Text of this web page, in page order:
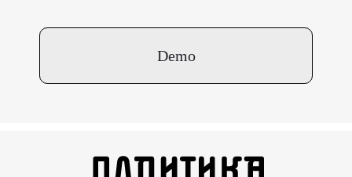
Demo